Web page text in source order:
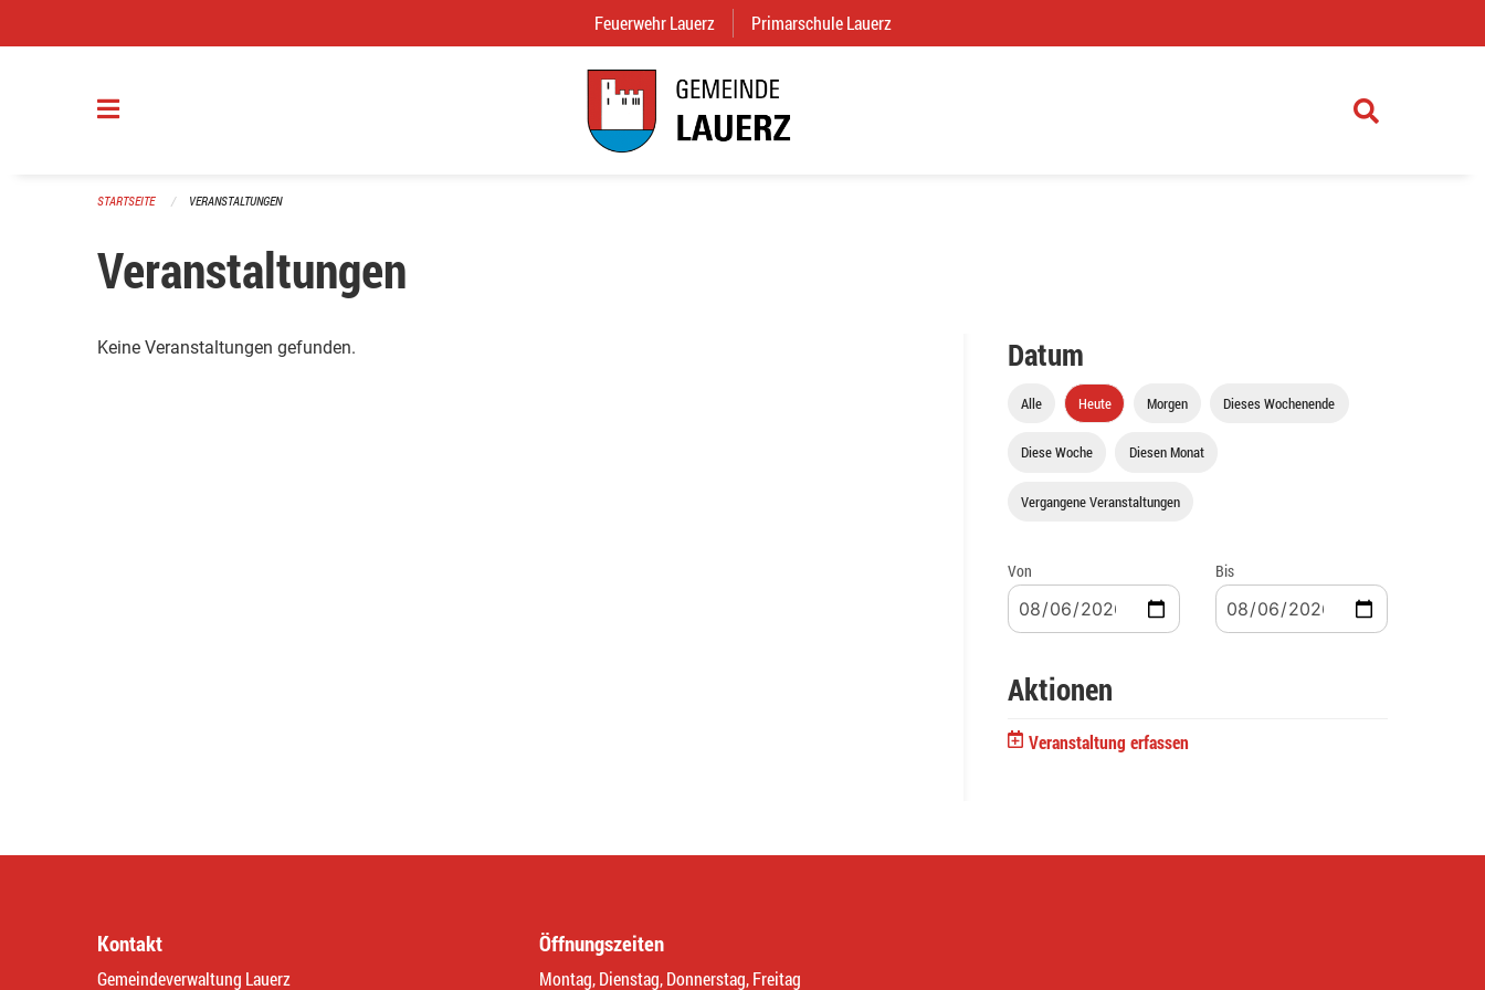
Feuerwehr Lauerz (External Link)
Primarschule Lauerz
STARTSEITE VERANSTALTUNGEN
Veranstaltungen
Keine Veranstaltungen gefunden. Datum
Alle Heute Morgen Dieses Wochenende
Diese Woche Diesen Monat
Vergangene Veranstaltungen
Von Bis
Aktionen
Veranstaltung erfassen
Kontakt
Gemeindeverwaltung Lauerz
Öffnungszeiten
Montag, Dienstag, Donnerstag, Freitag